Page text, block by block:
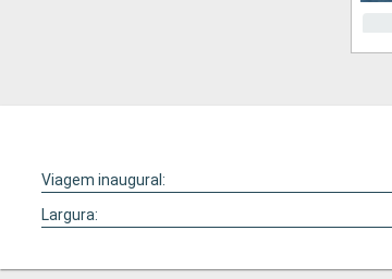
Viagem inaugural:
Largura: